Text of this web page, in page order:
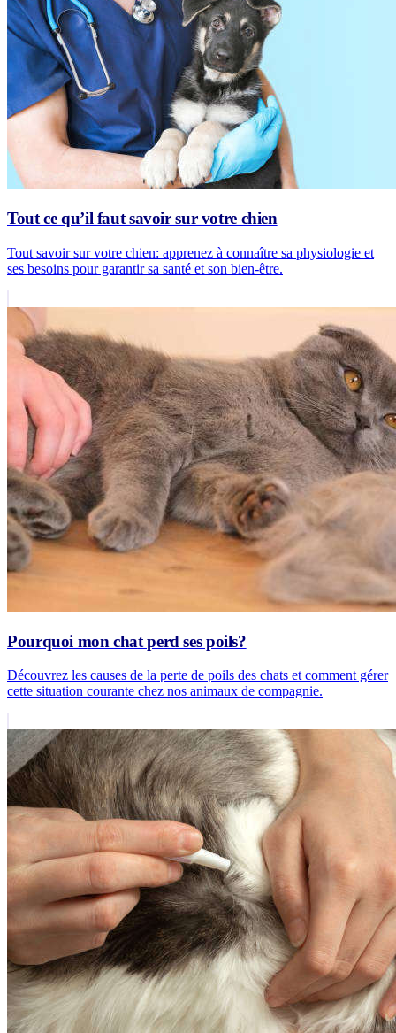
Tout ce qu’il faut savoir sur votre chien
Tout savoir sur votre chien: apprenez à connaître sa physiologie et
ses besoins pour garantir sa santé et son bien-être.
Pourquoi mon chat perd ses poils?
Découvrez les causes de la perte de poils des chats et comment gérer
cette situation courante chez nos animaux de compagnie.